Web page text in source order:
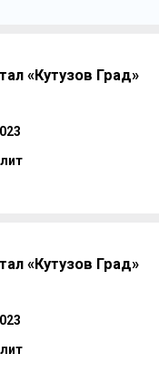
«Кутузов Град»
«Кутузов Град»